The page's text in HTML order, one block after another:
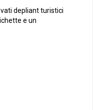
depliant turistici
e un